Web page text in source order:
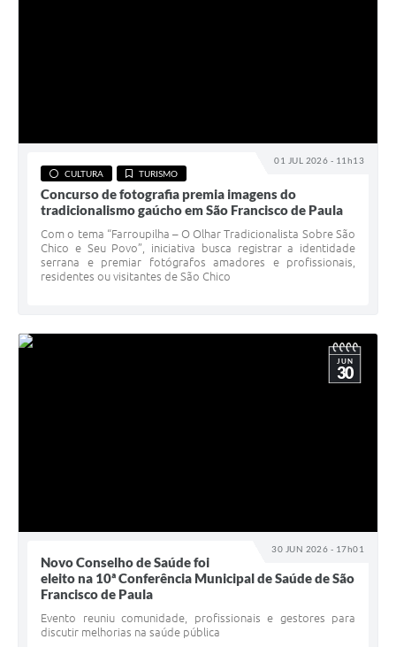
01 JUL 2026 - 11h13
CULTURA TURISMO
Concurso de fotografia premia imagens do
tradicionalismo gaúcho em São Francisco de Paula
Com o tema “Farroupilha – O Olhar Tradicionalista Sobre São
Chico e Seu Povo”, iniciativa busca registrar a identidade
serrana e premiar fotógrafos amadores e profissionais,
residentes ou visitantes de São Chico
30 JUN 2026 - 17h01
JUN
30
Novo Conselho de Saúde foi
eleito na 10ª Conferência Municipal de Saúde de São
Francisco de Paula
Evento reuniu comunidade, profissionais e gestores para
discutir melhorias na saúde pública